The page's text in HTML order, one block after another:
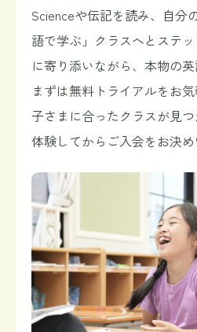
Scienceや伝記を読み、自分
語で学ぶ」クラスへとステ
に寄り添いながら、本物の英
まずは無料トライアルをお
子さまに合ったクラスが見
体験してからご入会をお決め